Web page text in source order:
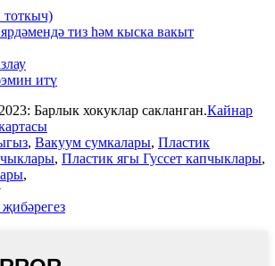
тиз һәм кыска вакыт
итү
Барлык хокуклар сакланган.Кайнар
, Вакуум сумкалары, Пластик
, Пластик ягы Гуссет капчыклары,
,